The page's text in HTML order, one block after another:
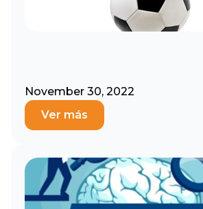
November 30, 2022
Ver más